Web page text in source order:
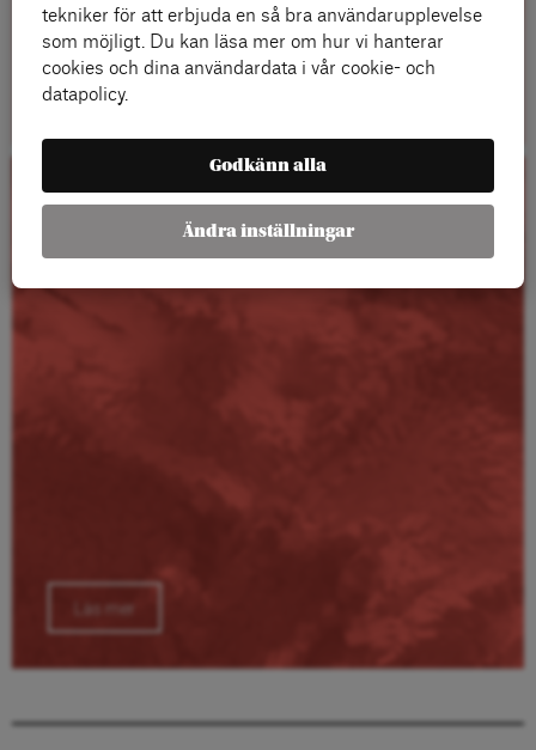
Läs mer
Kalender
Läs mer
tekniker för att erbjuda en så bra användarupplevelse
som möjligt. Du kan läsa mer om hur vi hanterar
cookies och dina användardata i vår cookie- och
datapolicy.
Godkänn alla
Ändra inställningar